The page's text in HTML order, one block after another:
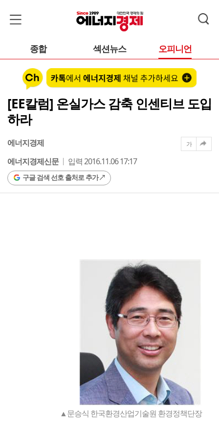
종합 섹션뉴스 오피니언
[EE칼럼] 온실가스 감축 인센티브 도입
하라
에너지경제
에너지경제신문
입력 2016.11.06 17:17
구글 검색 선호 출처로 추가
가
▲문승식 한국환경산업기술원 환경정책단장